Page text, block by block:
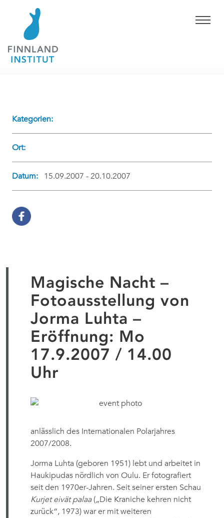
Kategorien:
Ort:
Datum: 15.09.2007 - 20.10.2007
Magische Nacht –
Fotoausstellung von
Jorma Luhta –
Eröffnung: Mo
17.9.2007 / 14.00
Uhr
anlässlich des Internationalen Polarjahres
2007/2008.
Jorma Luhta (geboren 1951) lebt und arbeitet in
Haukipudas nördlich von Oulu. Er fotografiert
seit den 1970er-Jahren. Seit seiner ersten Schau
Kurjet eivät palaa(„Die Kraniche kehren nicht
zurück“, 1973) war er mit weiteren